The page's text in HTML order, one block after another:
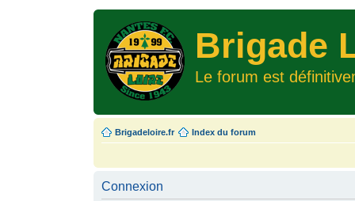
Brigade
Le forum est
Brigadeloire.fr Index du forum
Connexion